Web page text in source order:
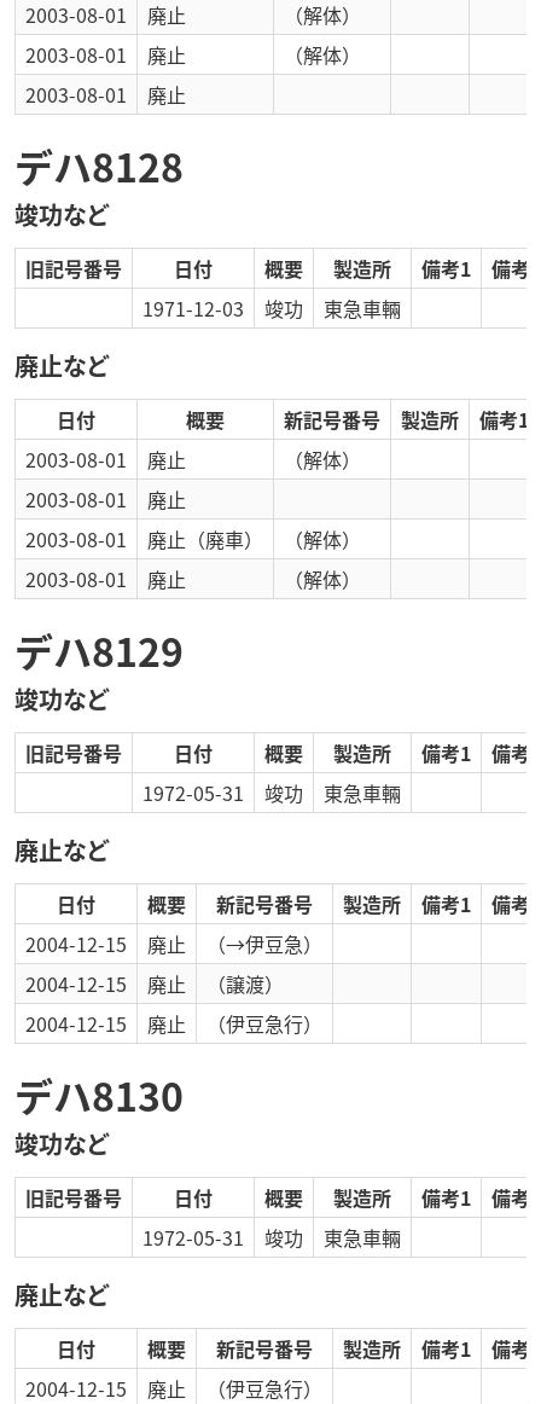
2003-08-01 廃止
（解体）
2003-08-01
廃止
（解体）
2003-08-01
廃止
デハ8128
竣功など
旧記号番号 日付 概要 製造所 備考1
備考2
1971-12-03
竣功 東急車輛
廃止など
日付 概要 新記号番号 製造所
備考1
2003-08-01
廃止
（解体）
2003-08-01
廃止
2003-08-01
廃止 （廃車）
（解体）
2003-08-01
廃止 （解体）
デハ8129
竣功など
旧記号番号 日付 概要 製造所 備考1
備考2
1972-05-31
竣功 東急車輛
廃止など
日付 概要 新記号番号 製造所 備考1
備考2
2004-12-15
廃止
（→伊豆急）
2004-12-15
廃止
（譲渡）
2004-12-15
廃止 （伊豆急行）
デハ8130
竣功など
旧記号番号 日付 概要 製造所 備考1
備考2
1972-05-31
竣功 東急車輛
廃止など
日付 概要 新記号番号 製造所 備考1
備考2
2004-12-15
廃止
（伊豆急行）